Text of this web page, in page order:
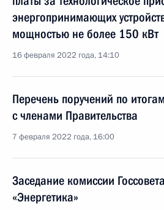
энергопринимающих
мощностью не более 150 кВт
16 февраля 2022 года, 14:10
Перечень поручений по
с членами Правительства
7 февраля 2022 года, 16:00
Заседание комиссии
«Энергетика»